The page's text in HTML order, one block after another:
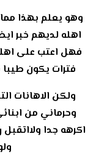
وهو يعلم بهذا
اهله لديهم خبر
فهل اعتب على
فترات يكون
ولكن الاهانات
وحرماني من
اكرهه جدا